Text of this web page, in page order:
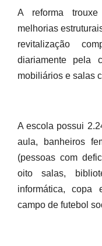
A reforma trouxe
melhorias
revitalização
diariamente pela
mobiliários e salas
A escola possui
aula, banheiros
(pessoas com
oito salas,
informática, copa
campo de futebol